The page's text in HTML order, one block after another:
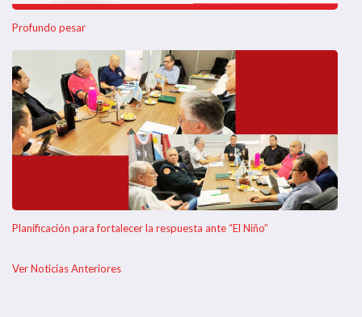
Profundo pesar
Planificación para fortalecer la respuesta ante “El Niño”
Ver Noticias Anteriores